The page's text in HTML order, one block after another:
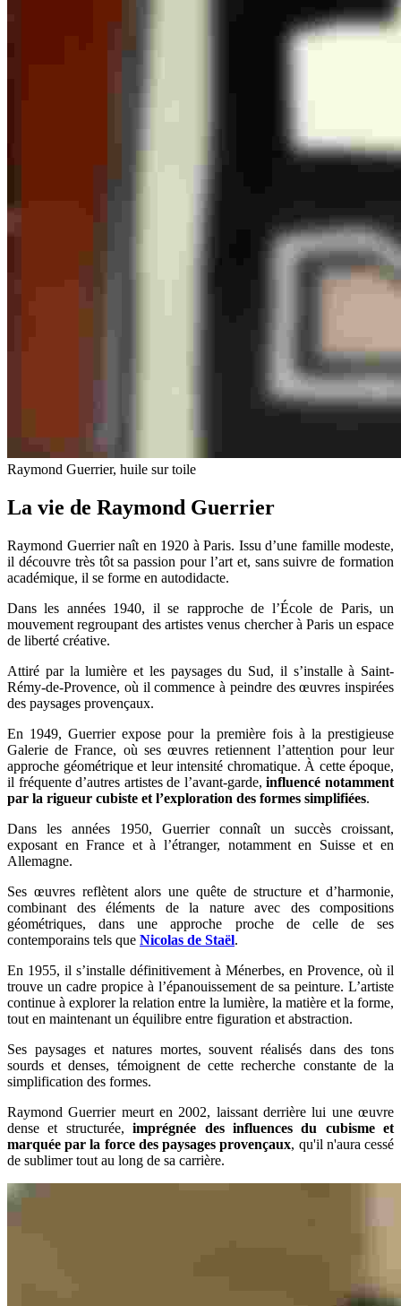
Raymond Guerrier, huile sur toile
La vie de Raymond Guerrier
Raymond Guerrier naît en 1920 à Paris. Issu d’une famille modeste,
il découvre très tôt sa passion pour l’art et, sans suivre de formation
académique, il se forme en autodidacte.
Dans les années 1940, il se rapproche de l’École de Paris, un
mouvement regroupant des artistes venus chercher à Paris un espace
de liberté créative.
Attiré par la lumière et les paysages du Sud, il s’installe à Saint-
Rémy-de-Provence, où il commence à peindre des œuvres inspirées
des paysages provençaux.
En 1949, Guerrier expose pour la première fois à la prestigieuse
Galerie de France, où ses œuvres retiennent l’attention pour leur
approche géométrique et leur intensité chromatique. À cette époque,
il fréquente d’autres artistes de l’avant-garde,influencé notamment
par la rigueur cubiste et l’exploration des formes simplifiées.
Dans les années 1950, Guerrier connaît un succès croissant,
exposant en France et à l’étranger, notamment en Suisse et en
Allemagne.
Ses œuvres reflètent alors une quête de structure et d’harmonie,
combinant des éléments de la nature avec des compositions
géométriques, dans une approche proche de celle de ses
contemporains tels que Nicolas de Staël.
En 1955, il s’installe définitivement à Ménerbes, en Provence, où il
trouve un cadre propice à l’épanouissement de sa peinture. L’artiste
continue à explorer la relation entre la lumière, la matière et la forme,
tout en maintenant un équilibre entre figuration et abstraction.
Ses paysages et natures mortes, souvent réalisés dans des tons
sourds et denses, témoignent de cette recherche constante de la
simplification des formes.
Raymond Guerrier meurt en 2002, laissant derrière lui une œuvre
dense et structurée,imprégnée des influences du cubisme et
marquée par la force des paysages provençaux, qu'il n'aura cessé
de sublimer tout au long de sa carrière.